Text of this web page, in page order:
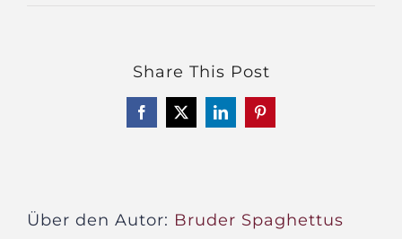
Share This Post
Facebook
X LinkedInPinterest
Über den Autor: Bruder Spaghettus